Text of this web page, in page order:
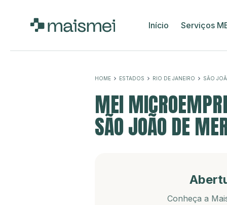
Início Serviços
HOME ESTADOS RIO DE JANEIRO SÃO
MEI
SÃO JOÃO DE
Conheça a